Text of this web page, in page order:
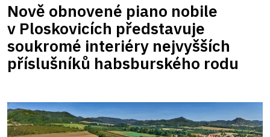
Nově obnovené piano nobile
v Ploskovicích představuje
soukromé interiéry nejvyšších
příslušníků habsburského rodu